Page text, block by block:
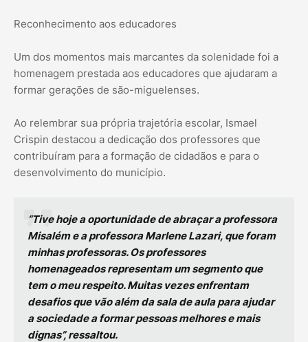
Reconhecimento aos educadores
Um dos momentos mais marcantes da solenidade foi a
homenagem prestada aos educadores que ajudaram a
formar gerações de são-miguelenses.
Ao relembrar sua própria trajetória escolar, Ismael
Crispin destacou a dedicação dos professores que
contribuíram para a formação de cidadãos e para o
desenvolvimento do município.
“Tive hoje a oportunidade de abraçar a professora
Misalém e a professora Marlene Lazari, que foram
minhas professoras. Os professores
homenageados representam um segmento que
tem o meu respeito. Muitas vezes enfrentam
desafios que vão além da sala de aula para ajudar
a sociedade a formar pessoas melhores e mais
dignas”, ressaltou.